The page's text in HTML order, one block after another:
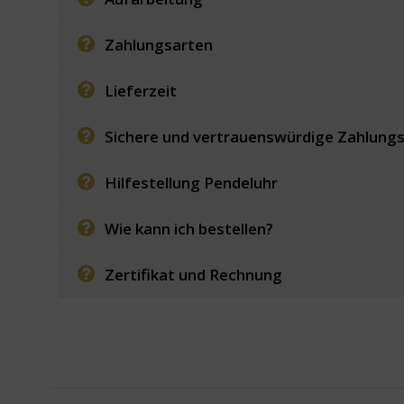
Zahlungsarten
Lieferzeit
Sichere und vertrauenswürdige
Hilfestellung Pendeluhr
Wie kann ich bestellen?
Zertifikat und Rechnung